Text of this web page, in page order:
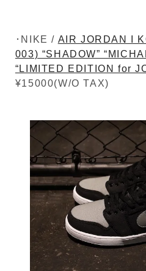
･NIKE / AIR JORDAN I
003) “SHADOW”
“LIMITED EDITION for
¥15000(W/O TAX)